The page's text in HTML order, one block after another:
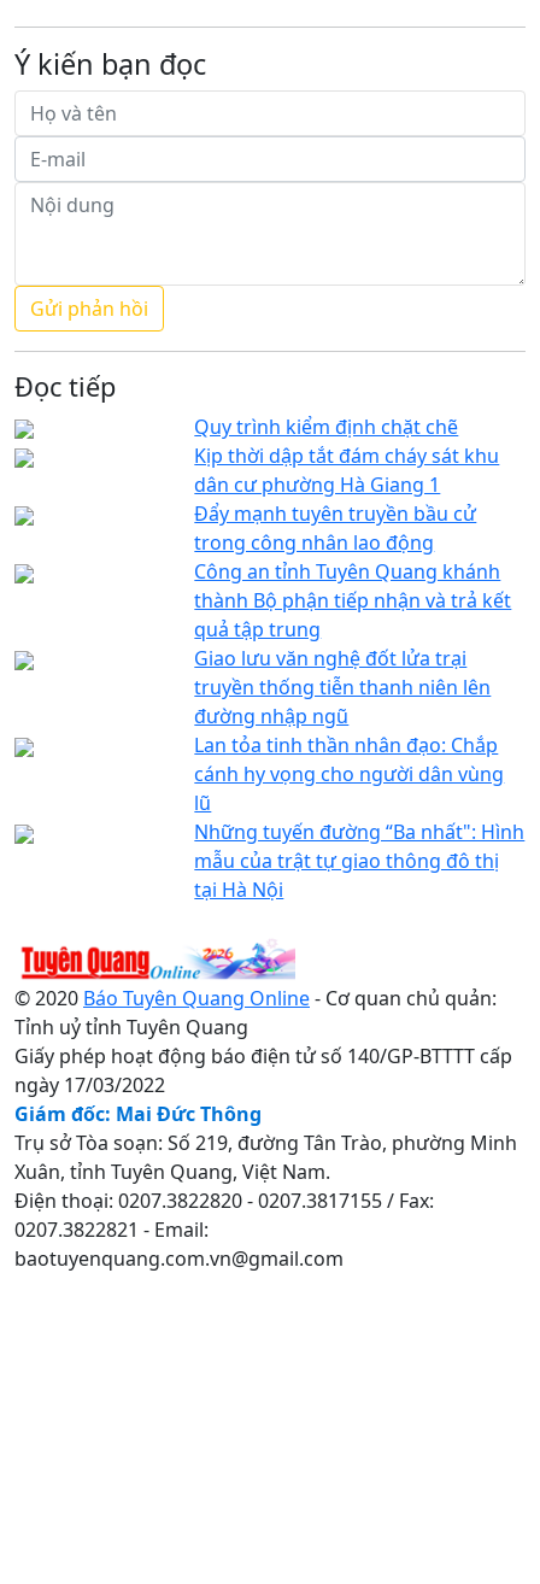
Ý kiến bạn đọc
Đọc tiếp
Quy trình kiểm định chặt chẽ
Kịp thời dập tắt đám cháy sát khu
dân cư phường Hà Giang 1
Đẩy mạnh tuyên truyền bầu cử
trong công nhân lao động
Công an tỉnh Tuyên Quang khánh
thành Bộ phận tiếp nhận và trả kết
quả tập trung
Giao lưu văn nghệ đốt lửa trại
truyền thống tiễn thanh niên lên
đường nhập ngũ
Lan tỏa tinh thần nhân đạo: Chắp
cánh hy vọng cho người dân vùng
lũ
Những tuyến đường “Ba nhất": Hình
mẫu của trật tự giao thông đô thị
tại Hà Nội
© 2020 Báo Tuyên Quang Online- Cơ quan chủ quản:
Tỉnh uỷ tỉnh Tuyên Quang
Giấy phép hoạt động báo điện tử số 140/GP-BTTTT cấp
ngày 17/03/2022
Giám đốc: Mai Đức Thông
Trụ sở Tòa soạn: Số 219, đường Tân Trào, phường Minh
Xuân, tỉnh Tuyên Quang, Việt Nam.
Điện thoại: 0207.3822820 - 0207.3817155 / Fax:
0207.3822821 - Email:
baotuyenquang.com.vn@gmail.com